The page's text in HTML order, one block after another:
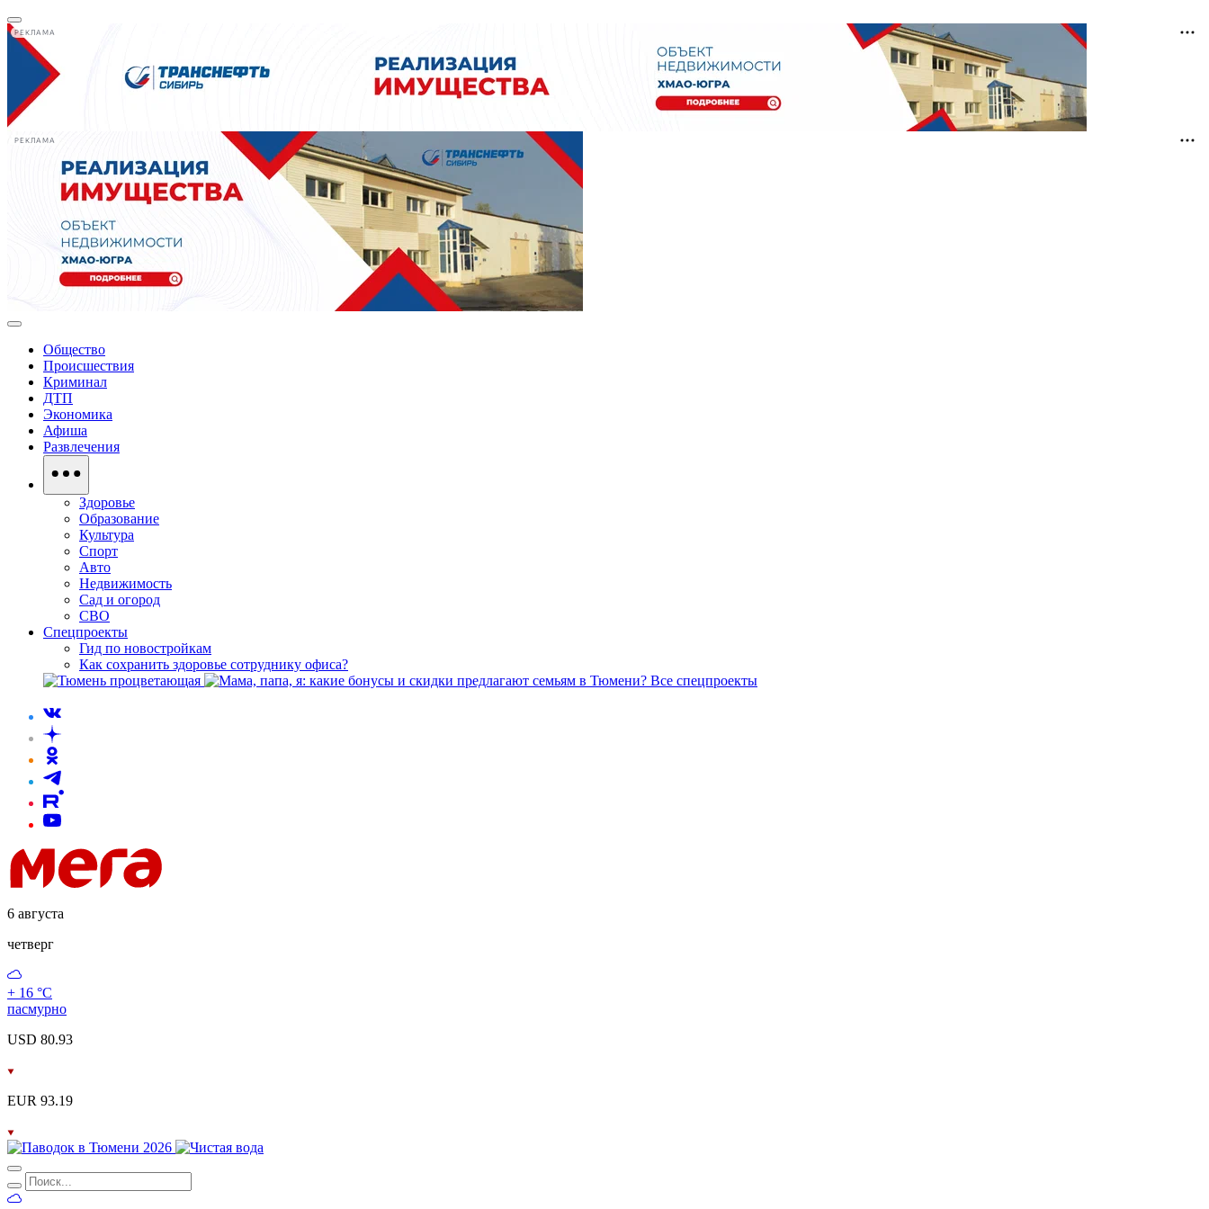
РЕКЛАМА
РЕКЛАМА
Общество
Происшествия
Криминал
ДТП
Экономика
Афиша
Развлечения
Здоровье
Образование
Культура
Спорт
Авто
Недвижимость
Сад и огород
СВО
Спецпроекты
Гид по новостройкам
Как сохранить здоровье сотруднику офиса?
Все спецпроекты
6 августа
четверг
+ 16 °С
пасмурно
USD 80.93
EUR 93.19